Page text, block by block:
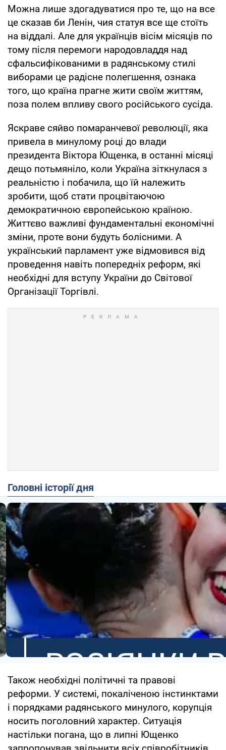
Можна лише здогадуватися про те, що на все
це сказав би Ленін, чия статуя все ще стоїть
на віддалі. Але для українців вісім місяців по
тому після перемоги народовладдя над
сфальсифікованими в радянському стилі
виборами це радісне полегшення, ознака
того, що країна прагне жити своїм життям,
поза полем впливу свого російського сусіда.
Яскраве сяйво помаранчевої революції, яка
привела в минулому році до влади
президента Віктора Ющенка, в останні місяці
дещо потьмяніло, коли Україна зіткнулася з
реальністю і побачила, що їй належить
зробити, щоб стати процвітаючою
демократичною європейською країною.
Життєво важливі фундаментальні економічні
зміни, проте вони будуть болісними. А
український парламент уже відмовився від
проведення навіть попередніх реформ, які
необхідні для вступу України до Світової
Організації Торгівлі.
Головні історії дня
Також необхідні політичні та правові
реформи. У системі, покаліченою інстинктами
і порядками радянського минулого, корупція
носить поголовний характер. Ситуація
настільки погана, що в липні Ющенко